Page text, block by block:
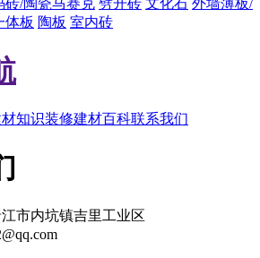
砖/陶瓷马赛克 劈开砖 文化石 外墙薄板/
体板 陶板 室内砖
知识装修建材百科联系我们
市内坑镇吉里工业区